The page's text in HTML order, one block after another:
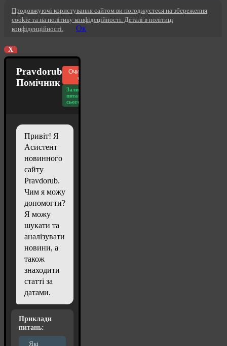
Продовжуючі користування сайтом ви погоджуєтеся на збереження
cookie та на політику конфідеційності. Деталі в політиці
конфіденційності.
Ок
X
Pravdorub
Помічник
Очистити
чат
Залишилось
питань
сьогодні: 20
Привіт! Я
Асистент
новинного
сайту
Pravdorub.
Чим я можу
допомогти?
Я можу
шукати та
аналізувати
новини, а
також
знаходити
статті за
датами.
Приклади
питань:
Які